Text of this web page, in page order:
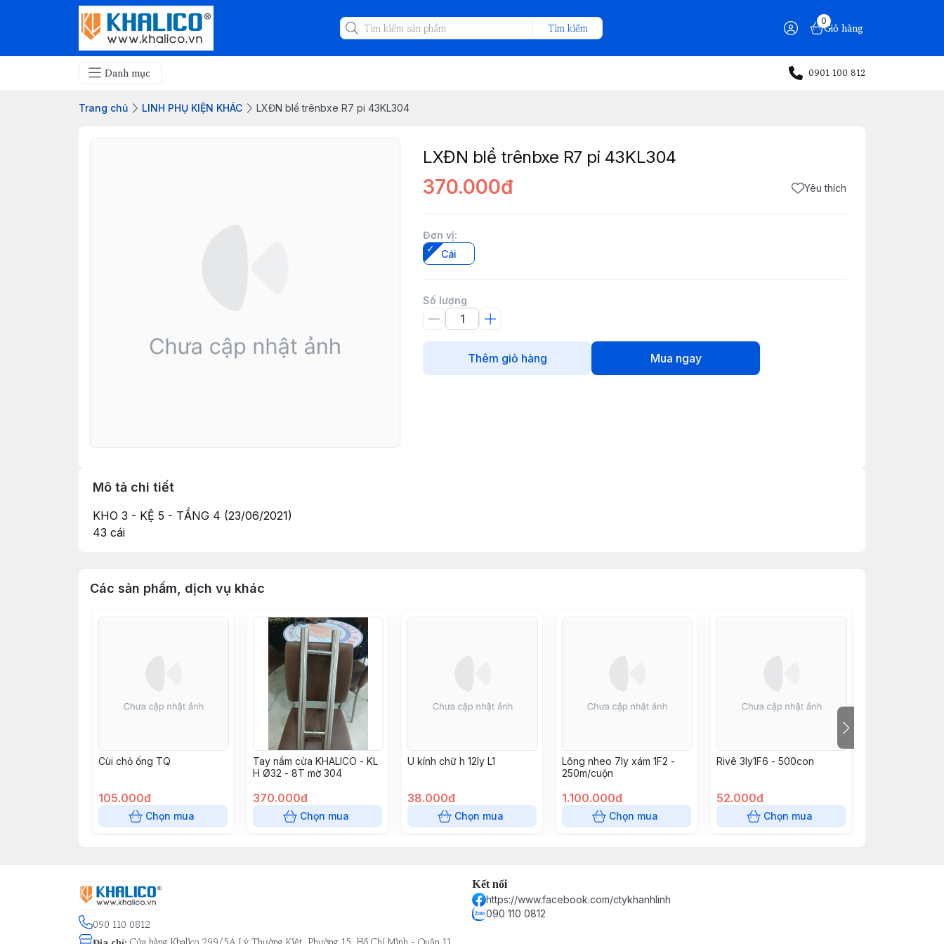
Tìm kiếm
0
Giỏ hàng
Danh mục 0901 100 812
Trang chủ LINH PHỤ KIỆN KHÁC LXĐN blề trênbxe R7 pi 43KL304
LXĐN blề trênbxe R7 pi 43KL304
370.000đ Yêu thích
Đơn vị:
Cái
Số lượng
Thêm giỏ hàng Mua ngay
Mô tả chi tiết
KHO 3 - KỆ 5 - TẦNG 4 (23/06/2021)
43 cái
Các sản phẩm, dịch vụ khác
Cùi chỏ ống TQ
105.000đ
Chọn mua
Tay nắm cửa KHALICO - KL
H Ø32 - 8T mờ 304
370.000đ
Chọn mua
U kính chữ h 12ly L1
38.000đ
Chọn mua
Lông nheo 7ly xám 1F2 -
250m/cuộn
1.100.000đ
Chọn mua
Rivê 3ly1F6 - 500con
52.000đ
Chọn mua
090 110 0812
Kết nối
https://www.facebook.com/ctykhanhlinh
090 110 0812